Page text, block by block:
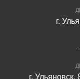
г.
г.